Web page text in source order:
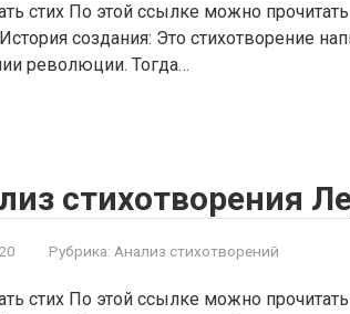
стих По этой ссылке можно
создания: Это стихотворение
революции. Тогда…
стихотворения
Рубрика: Анализ стихотворений
стих По этой ссылке можно